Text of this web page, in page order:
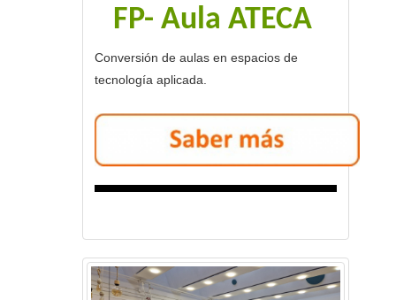
FP- Aula ATECA
Conversión de aulas en espacios de
tecnología aplicada.